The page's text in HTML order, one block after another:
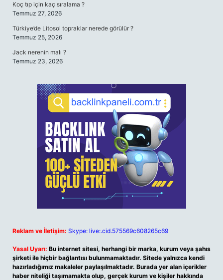
Koç tıp için kaç sıralama ?
Temmuz 27, 2026
Türkiye’de Litosol topraklar nerede görülür ?
Temmuz 25, 2026
Jack nerenin malı ?
Temmuz 23, 2026
Reklam ve İletişim: Skype: live:.cid.575569c608265c69
Yasal Uyarı: Bu internet sitesi, herhangi bir marka, kurum veya şahıs
şirketi ile hiçbir bağlantısı bulunmamaktadır. Sitede yalnızca kendi
hazırladığımız makaleler paylaşılmaktadır. Burada yer alan içerikler
haber niteliği taşımamakta olup, gerçek kurum ve kişiler hakkında